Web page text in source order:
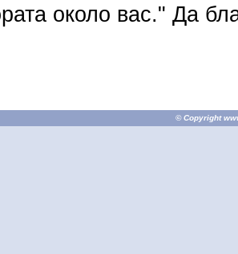
около вас." Да
© Copyright